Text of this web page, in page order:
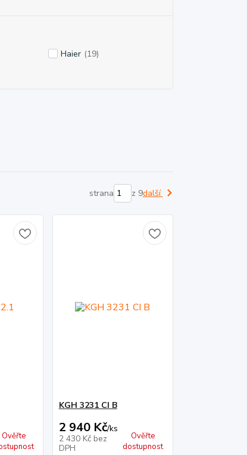
Haier (19)
strana z 9další
Ověřte
KGH 3231 CI B
2 940 Kč/ks
2 430 Kč bez
DPH
Ověřte
dostupnost